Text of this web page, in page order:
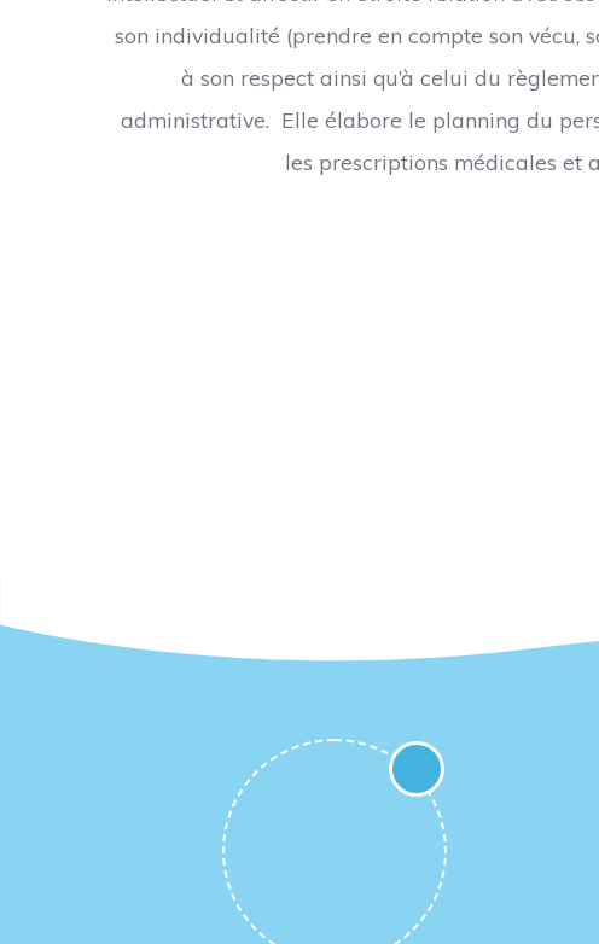
son individualité (prendre en compte son vécu,
à son respect ainsi qu’à celui du
administrative. Elle élabore le planning du
les prescriptions médicales et